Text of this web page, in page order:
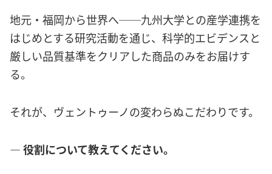
地元・福岡から世界へ──九州大学との産学連携を
はじめとする研究活動を通じ、科学的エビデンスと
厳しい品質基準をクリアした商品のみをお届けす
る。
それが、ヴェントゥーノの変わらぬこだわりです。
― 役割について教えてください。